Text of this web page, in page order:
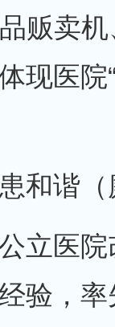
贩卖
现医院
和谐
立医
验，